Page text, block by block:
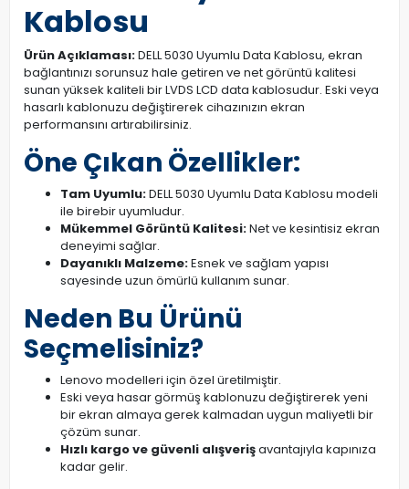
Kablosu
Ürün Açıklaması:DELL 5030 Uyumlu Data Kablosu, ekran
bağlantınızı sorunsuz hale getiren ve net görüntü kalitesi
sunan yüksek kaliteli bir LVDS LCD data kablosudur. Eski veya
hasarlı kablonuzu değiştirerek cihazınızın ekran
performansını artırabilirsiniz.
Öne Çıkan Özellikler:
Tam Uyumlu:DELL 5030 Uyumlu Data Kablosu modeli
ile birebir uyumludur.
Mükemmel Görüntü Kalitesi:Net ve kesintisiz ekran
deneyimi sağlar.
Dayanıklı Malzeme:Esnek ve sağlam yapısı
sayesinde uzun ömürlü kullanım sunar.
Neden Bu Ürünü
Seçmelisiniz?
Lenovo modelleri için özel üretilmiştir.
Eski veya hasar görmüş kablonuzu değiştirerek yeni
bir ekran almaya gerek kalmadan uygun maliyetli bir
çözüm sunar.
Hızlı kargo ve güvenli alışverişavantajıyla kapınıza
kadar gelir.